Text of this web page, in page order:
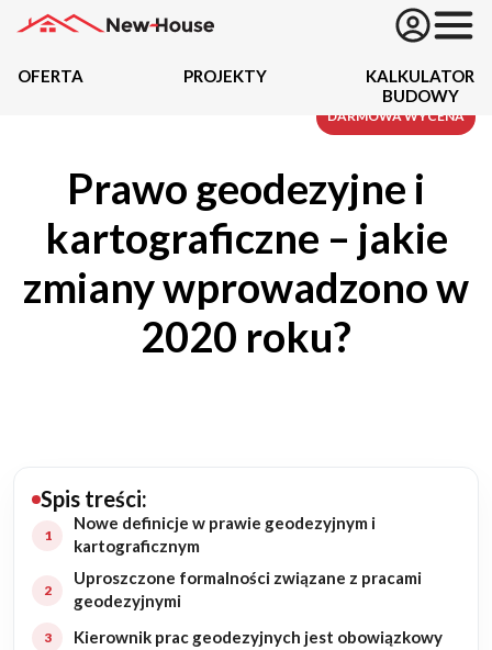
Oferta
Działki
Kredyty
Budowa domu
Rezydencje
Rozbudowa
OFERTA PROJEKTY
KALKULATOR
BUDOWY
Prawo geodezyjne i
kartograficzne – jakie
zmiany wprowadzono w
2020 roku?
Spis treści:
Nowe definicje w prawie geodezyjnym i
kartograficznym
Uproszczone formalności związane z pracami
geodezyjnymi
Kierownik prac geodezyjnych jest obowiązkowy
DARMOWA WYCENA